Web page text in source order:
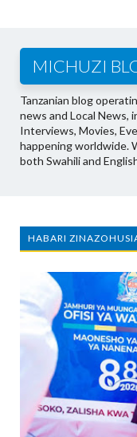
MICHUZI
Tanzanian blog
news and Local News,
Interviews, Movies,
happening worldwide.
both Swahili and
HABARI